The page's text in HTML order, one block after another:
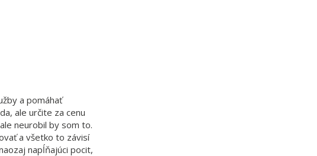
a pomáhať
ale určite za cenu
neurobil by som to.
a všetko to závisí
napĺňajúci pocit,